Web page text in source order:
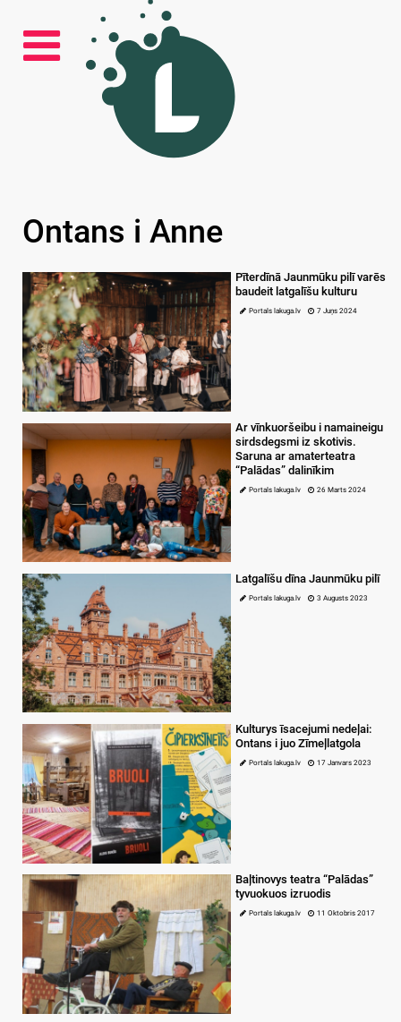
Ontans i Anne
Pīterdīnā Jaunmūku pilī varēs
baudeit latgalīšu kulturu
Portals lakuga.lv 7 Juņs 2024
Ar vīnkuoršeibu i namaineigu
sirdsdegsmi iz skotivis.
Saruna ar amaterteatra
“Palādas” dalinīkim
Portals lakuga.lv 26 Marts 2024
Latgalīšu dīna Jaunmūku pilī
Portals lakuga.lv 3 Augusts 2023
Kulturys īsacejumi nedeļai:
Ontans i juo Zīmeļlatgola
Portals lakuga.lv 17 Janvars 2023
Baļtinovys teatra “Palādas”
tyvuokuos izruodis
Portals lakuga.lv 11 Oktobris 2017